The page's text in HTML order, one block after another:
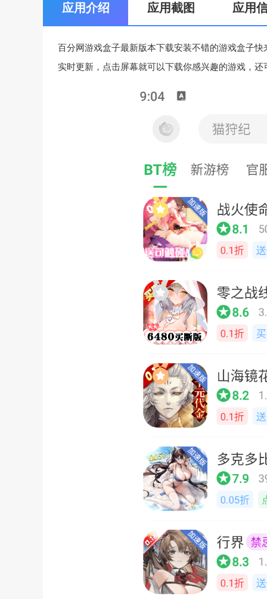
应用介绍 应用截图 应用
百分网游戏盒子最新版本下载安装不错的游戏盒子
实时更新，点击屏幕就可以下载你感兴趣的游戏，